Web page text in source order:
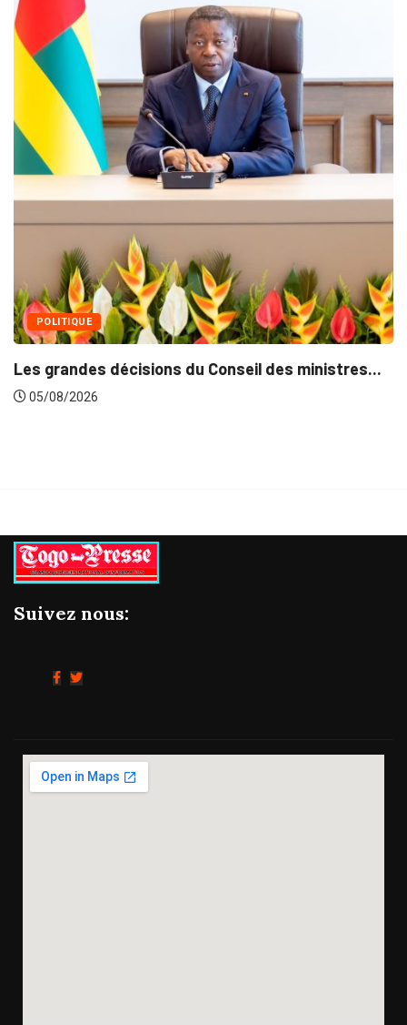
des ministres...
MÉDIAS
Fin du programme CIPCC
Suivez nous: